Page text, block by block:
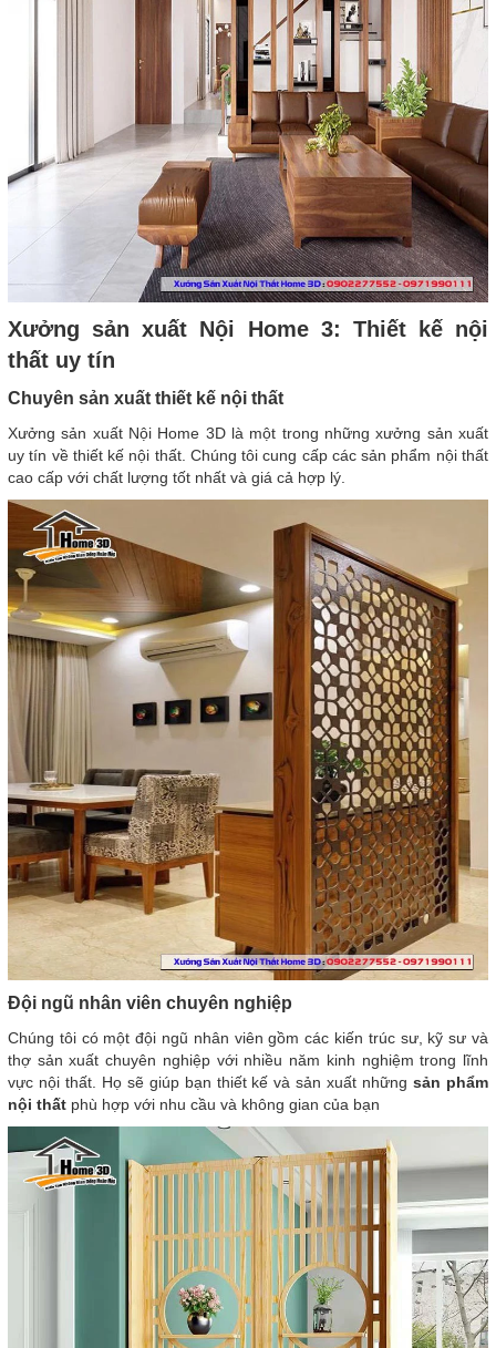
Xưởng sản xuất Nội Home 3: Thiết kế nội
thất uy tín
Chuyên sản xuất thiết kế nội thất
Xưởng sản xuất Nội Home 3D là một trong những xưởng sản xuất
uy tín về thiết kế nội thất. Chúng tôi cung cấp các sản phẩm nội thất
cao cấp với chất lượng tốt nhất và giá cả hợp lý.
Đội ngũ nhân viên chuyên nghiệp
Chúng tôi có một đội ngũ nhân viên gồm các kiến trúc sư, kỹ sư và
thợ sản xuất chuyên nghiệp với nhiều năm kinh nghiệm trong lĩnh
vực nội thất. Họ sẽ giúp bạn thiết kế và sản xuất nhữngsản phẩm
nội thất phù hợp với nhu cầu và không gian của bạn